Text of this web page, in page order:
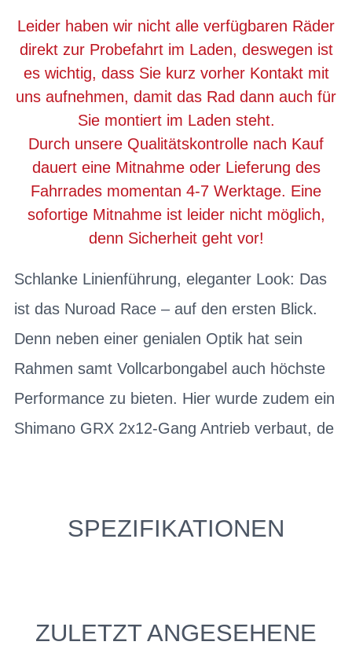
Leider haben wir nicht alle verfügbaren Räder
direkt zur Probefahrt im Laden, deswegen ist
es wichtig, dass Sie kurz vorher Kontakt mit
uns aufnehmen, damit das Rad dann auch für
Sie montiert im Laden steht.
Durch unsere Qualitätskontrolle nach Kauf
dauert eine Mitnahme oder Lieferung des
Fahrrades momentan 4-7 Werktage. Eine
sofortige Mitnahme ist leider nicht möglich,
denn Sicherheit geht vor!
Schlanke Linienführung, eleganter Look: Das
ist das Nuroad Race – auf den ersten Blick.
Denn neben einer genialen Optik hat sein
Rahmen samt Vollcarbongabel auch höchste
Performance zu bieten. Hier wurde zudem ein
Shimano GRX 2x12-Gang Antrieb verbaut, de
SPEZIFIKATIONEN
ZULETZT ANGESEHENE